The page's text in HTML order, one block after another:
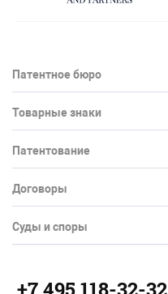
Патентное бюро
Товарные знаки
Патентование
Договоры
Суды и споры